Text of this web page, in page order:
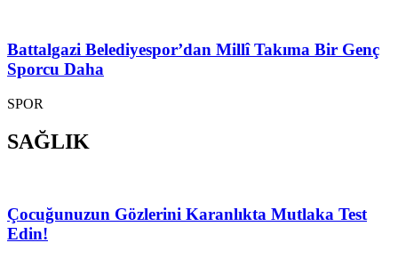
Battalgazi Belediyespor’dan Millî Takıma Bir Genç
Sporcu Daha
SPOR
SAĞLIK
Çocuğunuzun Gözlerini Karanlıkta Mutlaka Test
Edin!